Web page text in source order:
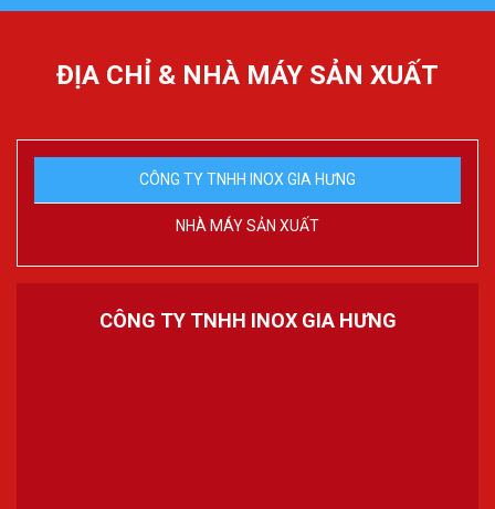
ĐỊA CHỈ & NHÀ MÁY SẢN XUẤT
CÔNG TY TNHH INOX GIA HƯNG
NHÀ MÁY SẢN XUẤT
CÔNG TY TNHH INOX GIA HƯNG